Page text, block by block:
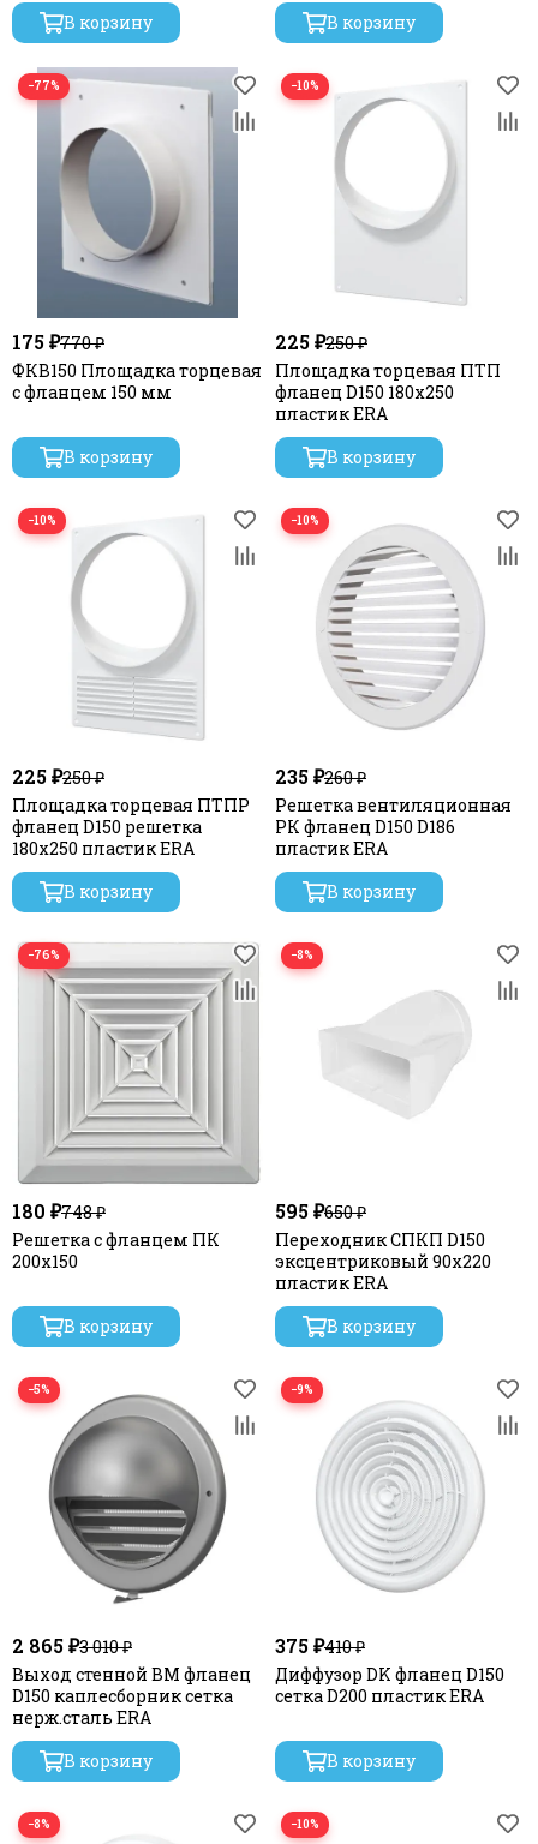
В корзину
В корзину
−77%
175 ₽770 ₽
ФКВ150 Площадка торцевая
с фланцем 150 мм
В корзину
−10%
225 ₽250 ₽
Площадка торцевая ПТП
фланец D150 180х250
пластик ERA
В корзину
−10%
225 ₽250 ₽
Площадка торцевая ПТПР
фланец D150 решетка
180х250 пластик ERA
В корзину
−10%
235 ₽260 ₽
Решетка вентиляционная
РК фланец D150 D186
пластик ERA
В корзину
−76%
180 ₽748 ₽
Решетка с фланцем ПК
200х150
В корзину
−8%
595 ₽650 ₽
Переходник СПКП D150
эксцентриковый 90х220
пластик ERA
В корзину
−5%
2 865 ₽3 010 ₽
Выход стенной ВМ фланец
D150 каплесборник сетка
нерж.сталь ERA
В корзину
−9%
375 ₽410 ₽
Диффузор DK фланец D150
сетка D200 пластик ERA
В корзину
−8% −10%